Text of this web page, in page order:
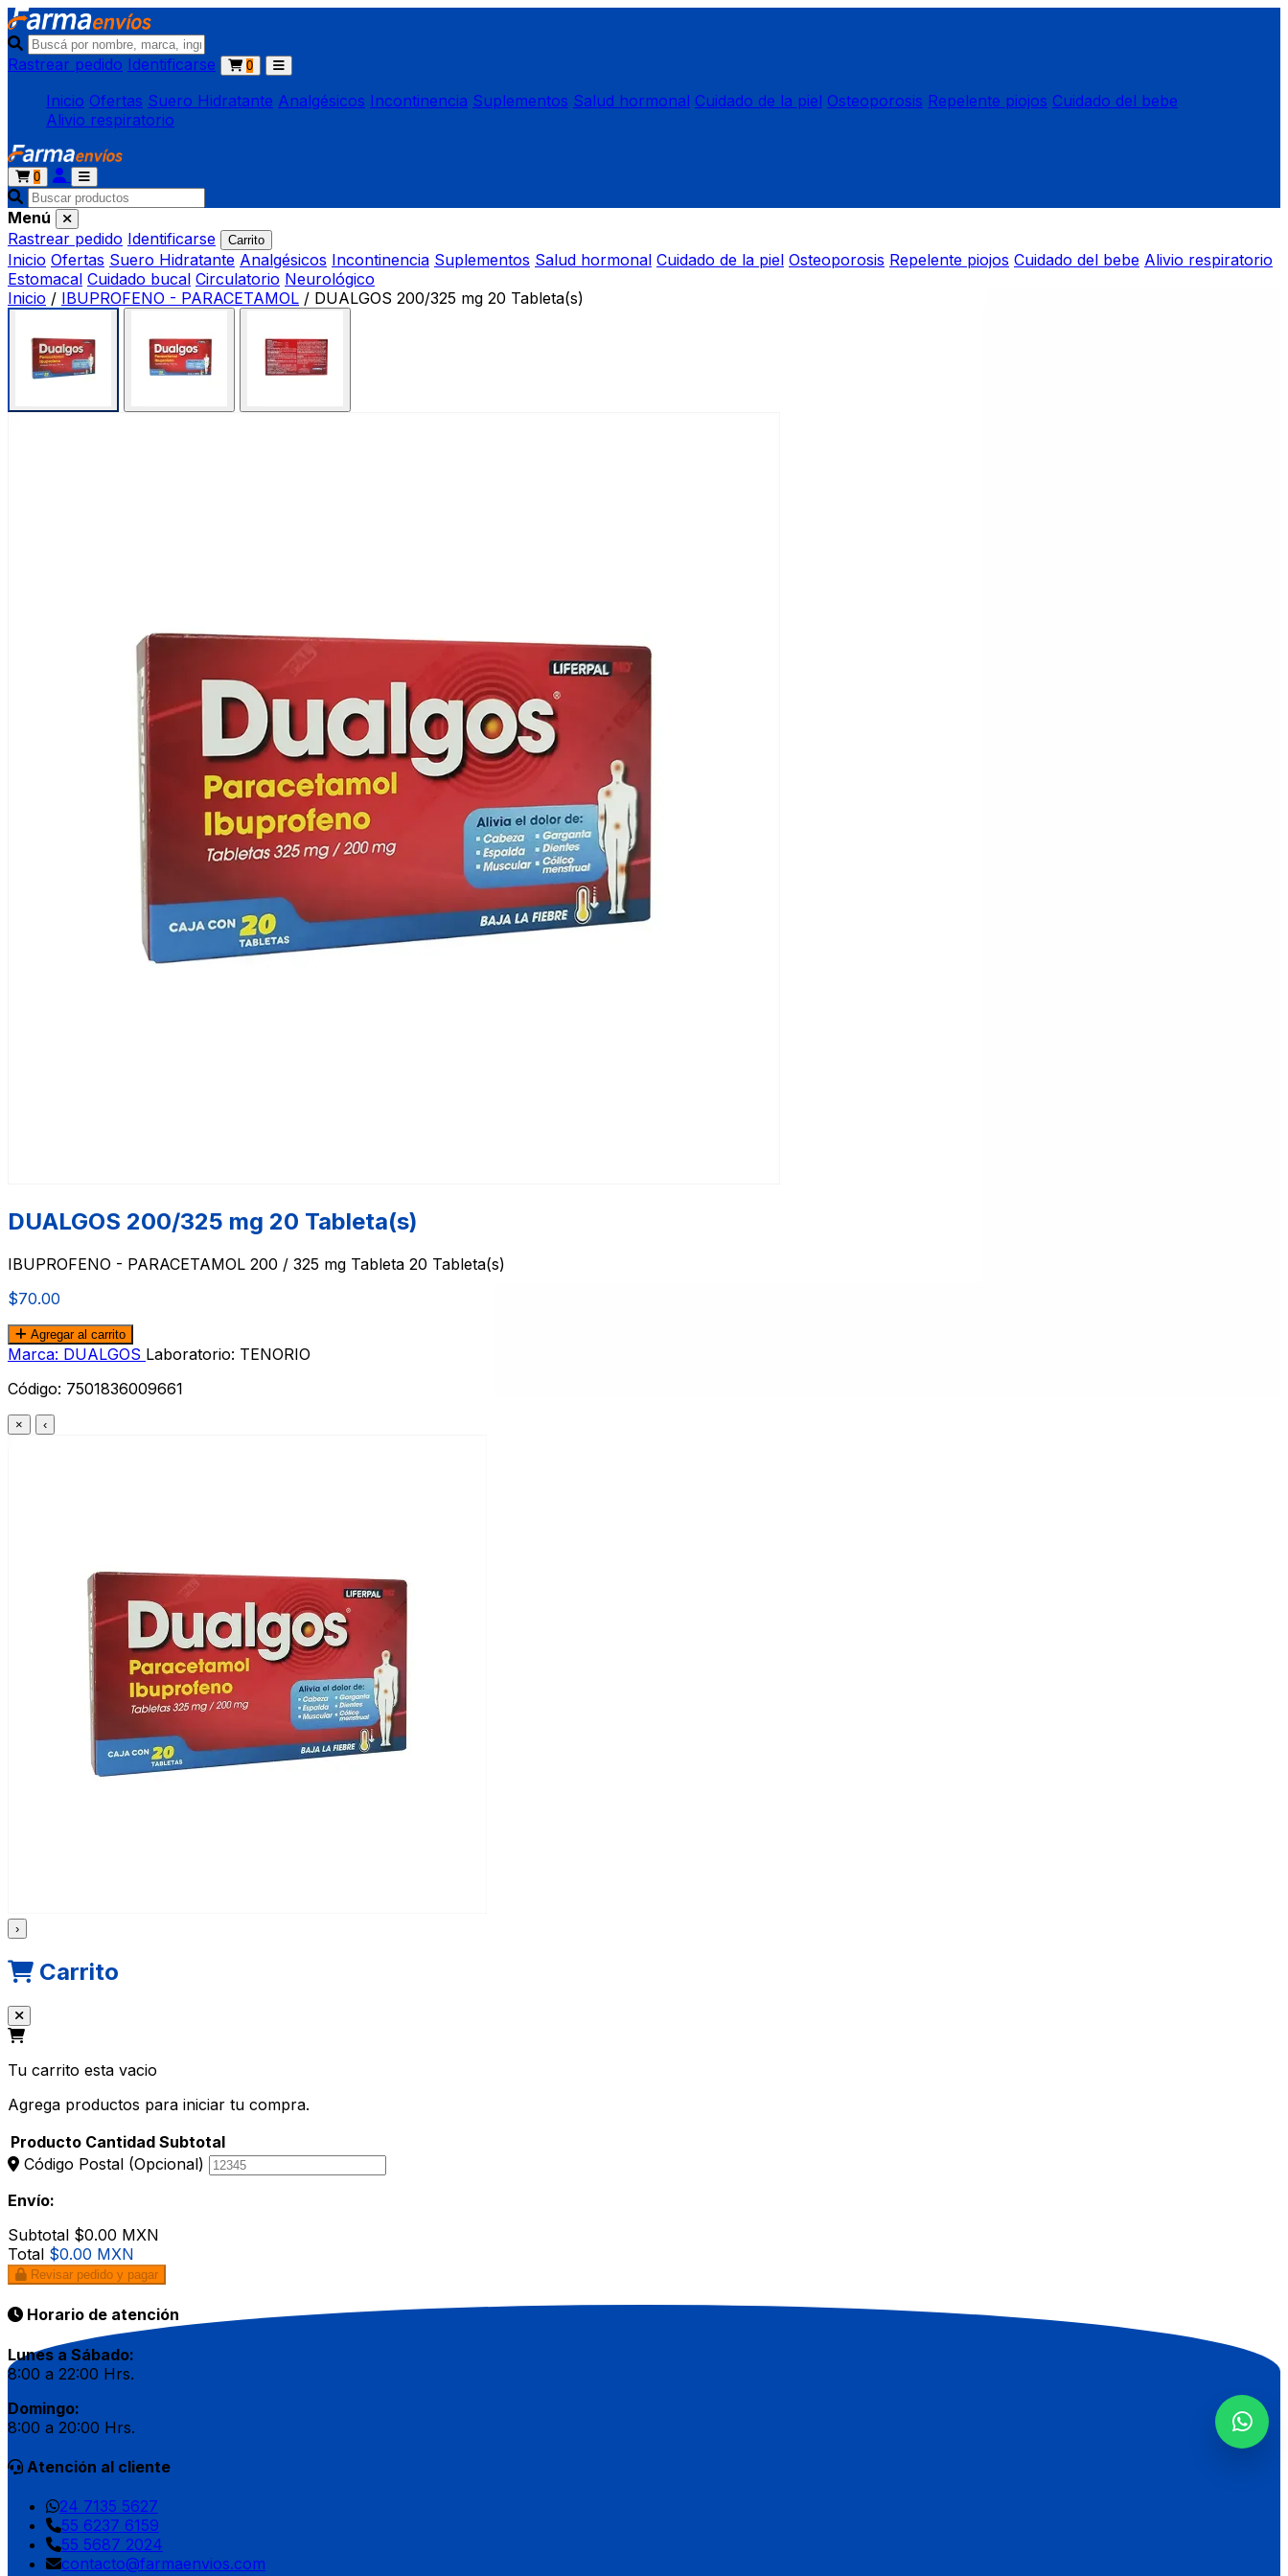
Rastrear pedido Identificarse 0
Inicio Ofertas Suero Hidratante Analgésicos Incontinencia Suplementos Salud hormonal Cuidado de la piel Osteoporosis Repelente piojos Cuidado del bebe
Alivio respiratorio
0
Menú
Rastrear pedido Identificarse Carrito
Inicio Ofertas Suero Hidratante Analgésicos Incontinencia Suplementos Salud hormonal Cuidado de la piel Osteoporosis Repelente piojos Cuidado del bebe Alivio respiratorio
Estomacal Cuidado bucal Circulatorio Neurológico
Inicio / IBUPROFENO - PARACETAMOL / DUALGOS 200/325 mg 20 Tableta(s)
DUALGOS 200/325 mg 20 Tableta(s)
IBUPROFENO - PARACETAMOL 200 / 325 mg Tableta 20 Tableta(s)
$70.00
Agregar al carrito
Marca: DUALGOS Laboratorio: TENORIO
Código: 7501836009661
× ‹
›
Carrito
Tu carrito esta vacio
Agrega productos para iniciar tu compra.
Producto Cantidad Subtotal
Código Postal (Opcional)
Envío:
Subtotal $0.00 MXN
Total $0.00 MXN
Revisar pedido y pagar
Horario de atención
Lunes a Sábado:
8:00 a 22:00 Hrs.
Domingo:
8:00 a 20:00 Hrs.
Atención al cliente
24 7135 5627
55 6237 6159
55 5687 2024
contacto@farmaenvios.com